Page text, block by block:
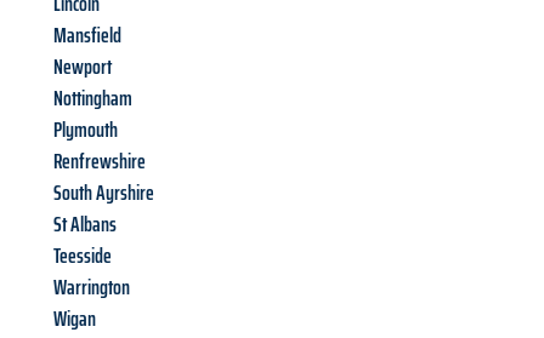
Mansfield
Newport
Nottingham
Plymouth
Renfrewshire
South Ayrshire
St Albans
Teesside
Warrington
Wigan